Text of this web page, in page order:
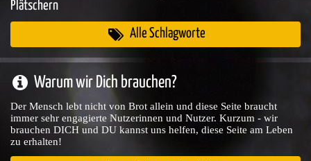
Plätschern
Alle Schlagworte
Warum wir Dich brauchen?
Der Mensch lebt nicht von Brot allein und diese Seite braucht
immer sehr engagierte Nutzerinnen und Nutzer. Kurzum - wir
brauchen DICH und DU kannst uns helfen, diese Seite am Leben
zu erhalten!